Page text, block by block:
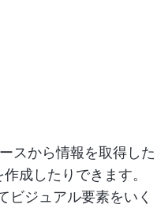
スから情報を取得した
成したりできます。
ビジュアル要素をいく